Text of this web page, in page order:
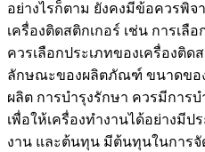
อย่างไรก็ตาม ยังคงมีข้อควรพิจ
เครื่องติดสติกเกอร์ เช่น การเลื
ควรเลือกประเภทของเครื่องติด
ลักษณะของผลิตภัณฑ์ ขนาดขอ
ผลิต การบำรุงรักษา ควรมีการ
เพื่อให้เครื่องทำงานได้อย่างมี
งาน และต้นทุน มีต้นทุนในการจั